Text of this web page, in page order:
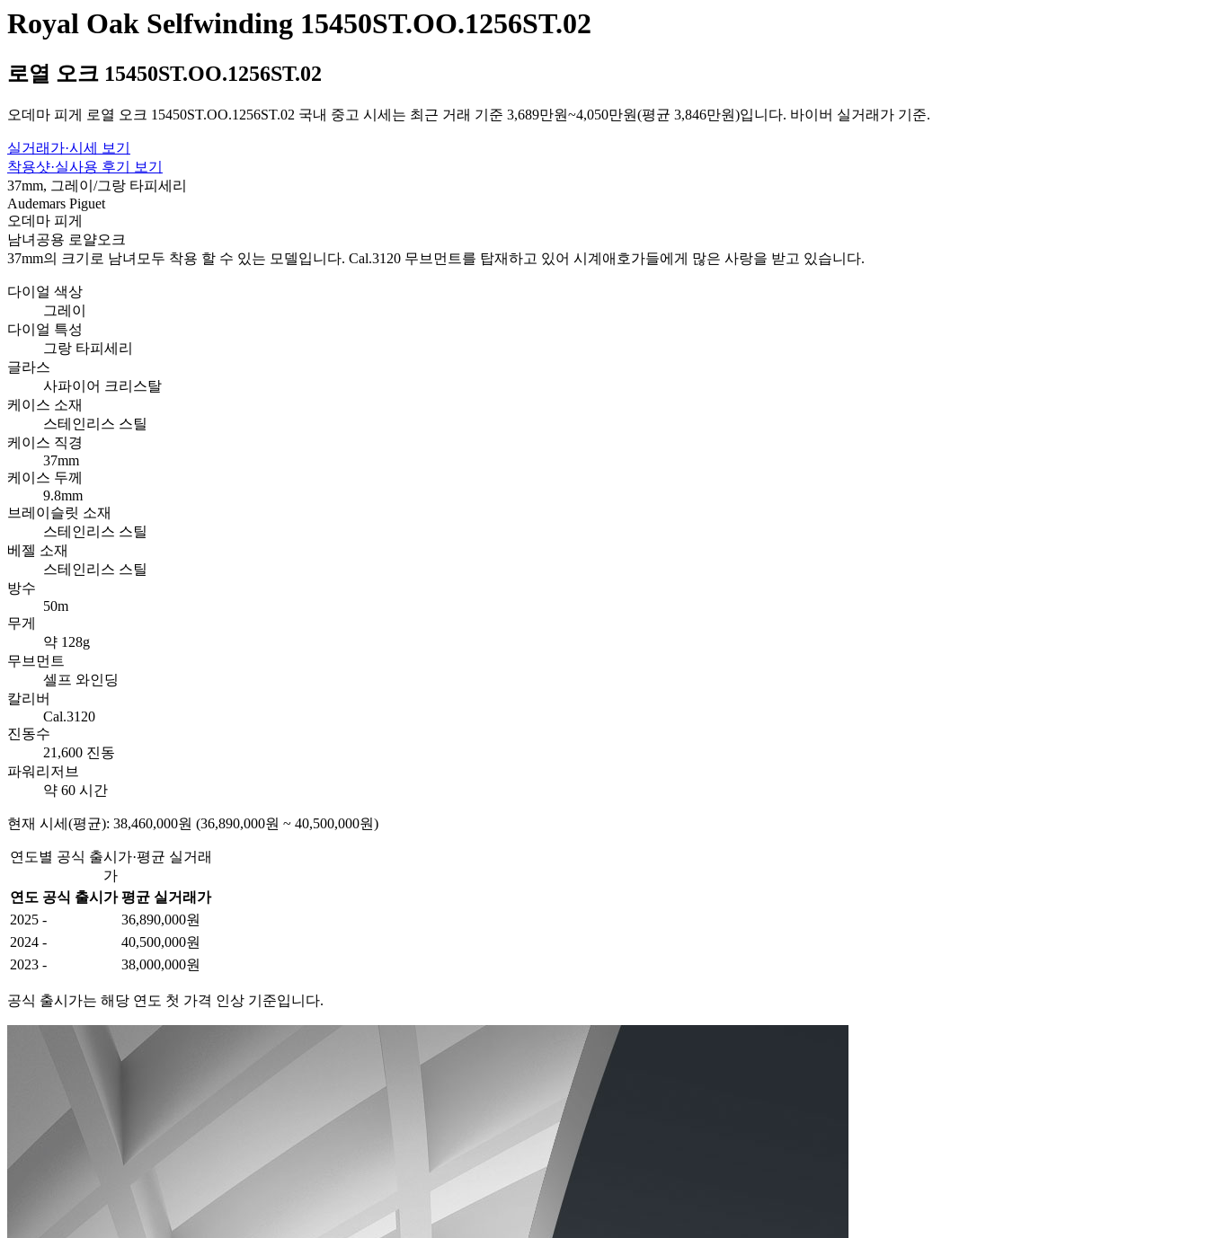
Royal Oak Selfwinding 15450ST.OO.1256ST.02
로열 오크 15450ST.OO.1256ST.02
오데마 피게 로열 오크 15450ST.OO.1256ST.02 국내 중고 시세는 최근 거래 기준 3,689만원~4,050만원(평균 3,846만원)입니다. 바이버 실거래가 기준.
실거래가·시세 보기
착용샷·실사용 후기 보기
37mm, 그레이/그랑 타피세리
Audemars Piguet
오데마 피게
남녀공용 로얄오크
37mm의 크기로 남녀모두 착용 할 수 있는 모델입니다. Cal.3120 무브먼트를 탑재하고 있어 시계애호가들에게 많은 사랑을 받고 있습니다.
다이얼 색상
그레이
다이얼 특성
그랑 타피세리
글라스
사파이어 크리스탈
케이스 소재
스테인리스 스틸
케이스 직경
37mm
케이스 두께
9.8mm
브레이슬릿 소재
스테인리스 스틸
베젤 소재
스테인리스 스틸
방수
50m
무게
약 128g
무브먼트
셀프 와인딩
칼리버
Cal.3120
진동수
21,600 진동
파워리저브
약 60 시간
현재 시세(평균): 38,460,000원 (36,890,000원 ~ 40,500,000원)
연도별 공식 출시가·평균 실거래
가
연도 공식 출시가 평균 실거래가
2025 -
36,890,000원
2024 -
40,500,000원
2023 - 38,000,000원
공식 출시가는 해당 연도 첫 가격 인상 기준입니다.